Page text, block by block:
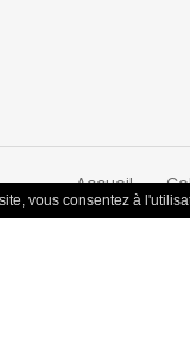
Accueil
vous consentez à